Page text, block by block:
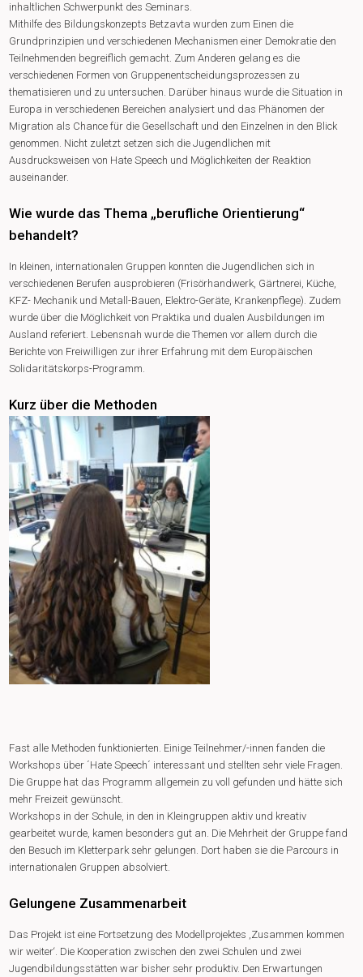
inhaltlichen Schwerpunkt des Seminars.
Mithilfe des Bildungskonzepts Betzavta wurden zum Einen die
Grundprinzipien und verschiedenen Mechanismen einer Demokratie den
Teilnehmenden begreiflich gemacht. Zum Anderen gelang es die
verschiedenen Formen von Gruppenentscheidungsprozessen zu
thematisieren und zu untersuchen. Darüber hinaus wurde die Situation in
Europa in verschiedenen Bereichen analysiert und das Phänomen der
Migration als Chance für die Gesellschaft und den Einzelnen in den Blick
genommen. Nicht zuletzt setzen sich die Jugendlichen mit
Ausdrucksweisen von Hate Speech und Möglichkeiten der Reaktion
auseinander.
Wie wurde das Thema „berufliche Orientierung“
behandelt?
In kleinen, internationalen Gruppen konnten die Jugendlichen sich in
verschiedenen Berufen ausprobieren (Frisörhandwerk, Gärtnerei, Küche,
KFZ- Mechanik und Metall-Bauen, Elektro-Geräte, Krankenpflege). Zudem
wurde über die Möglichkeit von Praktika und dualen Ausbildungen im
Ausland referiert. Lebensnah wurde die Themen vor allem durch die
Berichte von Freiwilligen zur ihrer Erfahrung mit dem Europäischen
Solidaritätskorps-Programm.
Kurz über die Methoden
Fast alle Methoden funktionierten. Einige Teilnehmer/-innen fanden die
Workshops über ´Hate Speech´ interessant und stellten sehr viele Fragen.
Die Gruppe hat das Programm allgemein zu voll gefunden und hätte sich
mehr Freizeit gewünscht.
Workshops in der Schule, in den in Kleingruppen aktiv und kreativ
gearbeitet wurde, kamen besonders gut an. Die Mehrheit der Gruppe fand
den Besuch im Kletterpark sehr gelungen. Dort haben sie die Parcours in
internationalen Gruppen absolviert.
Gelungene Zusammenarbeit
Das Projekt ist eine Fortsetzung des Modellprojektes ‚Zusammen kommen
wir weiter‘. Die Kooperation zwischen den zwei Schulen und zwei
Jugendbildungsstätten war bisher sehr produktiv. Den Erwartungen